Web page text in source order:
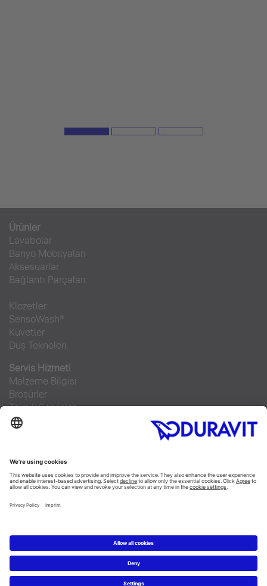
Ürünler
Lavabolar
Banyo Mobilyaları
Aksesuarlar
Bağlantı Parçaları
Klozetler
SensoWash®
Küvetler
Duş Tekneleri
Servis Hizmeti
Malzeme Bilgisi
Broşürler
Teknik Servisler
Sıkça sorulan sorular
Facebook
Instagram
Pinterest
RSS-Feed
Flickr
Copyright © 2026 Duravit AG
Imprint|Veri Koruma Beyanı|Çerez ayarları